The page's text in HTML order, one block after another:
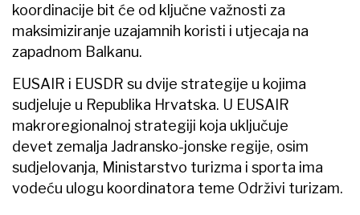
koordinacije bit će od ključne važnosti za
maksimiziranje uzajamnih koristi i utjecaja na
zapadnom Balkanu.
EUSAIR i EUSDR su dvije strategije u kojima
sudjeluje u Republika Hrvatska. U EUSAIR
makroregionalnoj strategiji koja uključuje
devet zemalja Jadransko-jonske regije, osim
sudjelovanja, Ministarstvo turizma i sporta ima
vodeću ulogu koordinatora teme Održivi turizam.